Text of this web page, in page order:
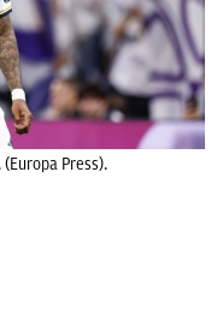
Press).